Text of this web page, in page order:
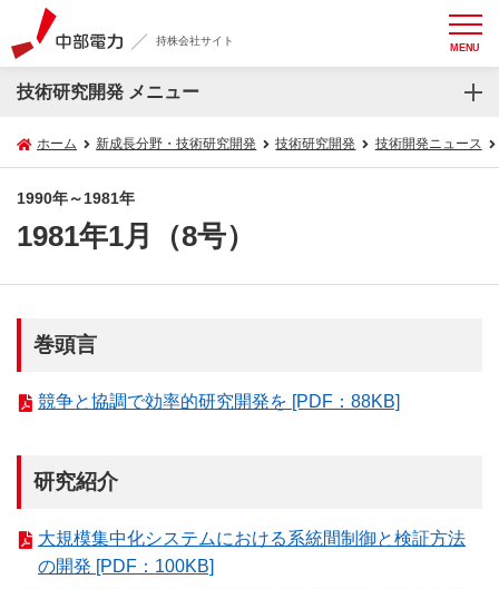
持株会社サイト MENU
技術研究開発 メニュー
ホーム 新成長分野・技術研究開発 技術研究開発 技術開発ニュース
1990年～1981年
1981年1月（8号）
巻頭言
競争と協調で効率的研究開発を [PDF：88KB]
研究紹介
大規模集中化システムにおける系統間制御と検証方法
の開発 [PDF：100KB]